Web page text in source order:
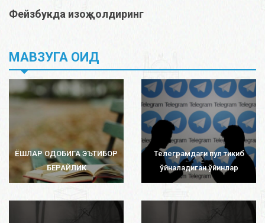
Фейзбукда изоҳ қолдиринг
МАВЗУГА ОИД
ЁШЛАР ОДОБИГА ЭЪТИБОР
БЕРАЙЛИК
Телеграмдаги пул тикиб
ўйналадиган ўйинлар